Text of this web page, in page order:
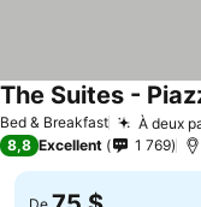
Bed & Breakfast À deux
The Suites -
8,8 Excellent 1 769
De